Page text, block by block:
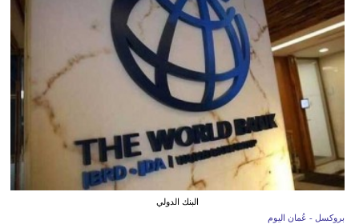
البنك الدولي
بروكسل - عُمان اليوم